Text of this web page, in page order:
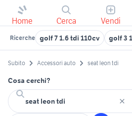
Home Cerca Vendi
Ricerche golf 7 1.6 tdi 110cv golf 3
Subito Accessori auto seat leon tdi
Cosa cerchi?